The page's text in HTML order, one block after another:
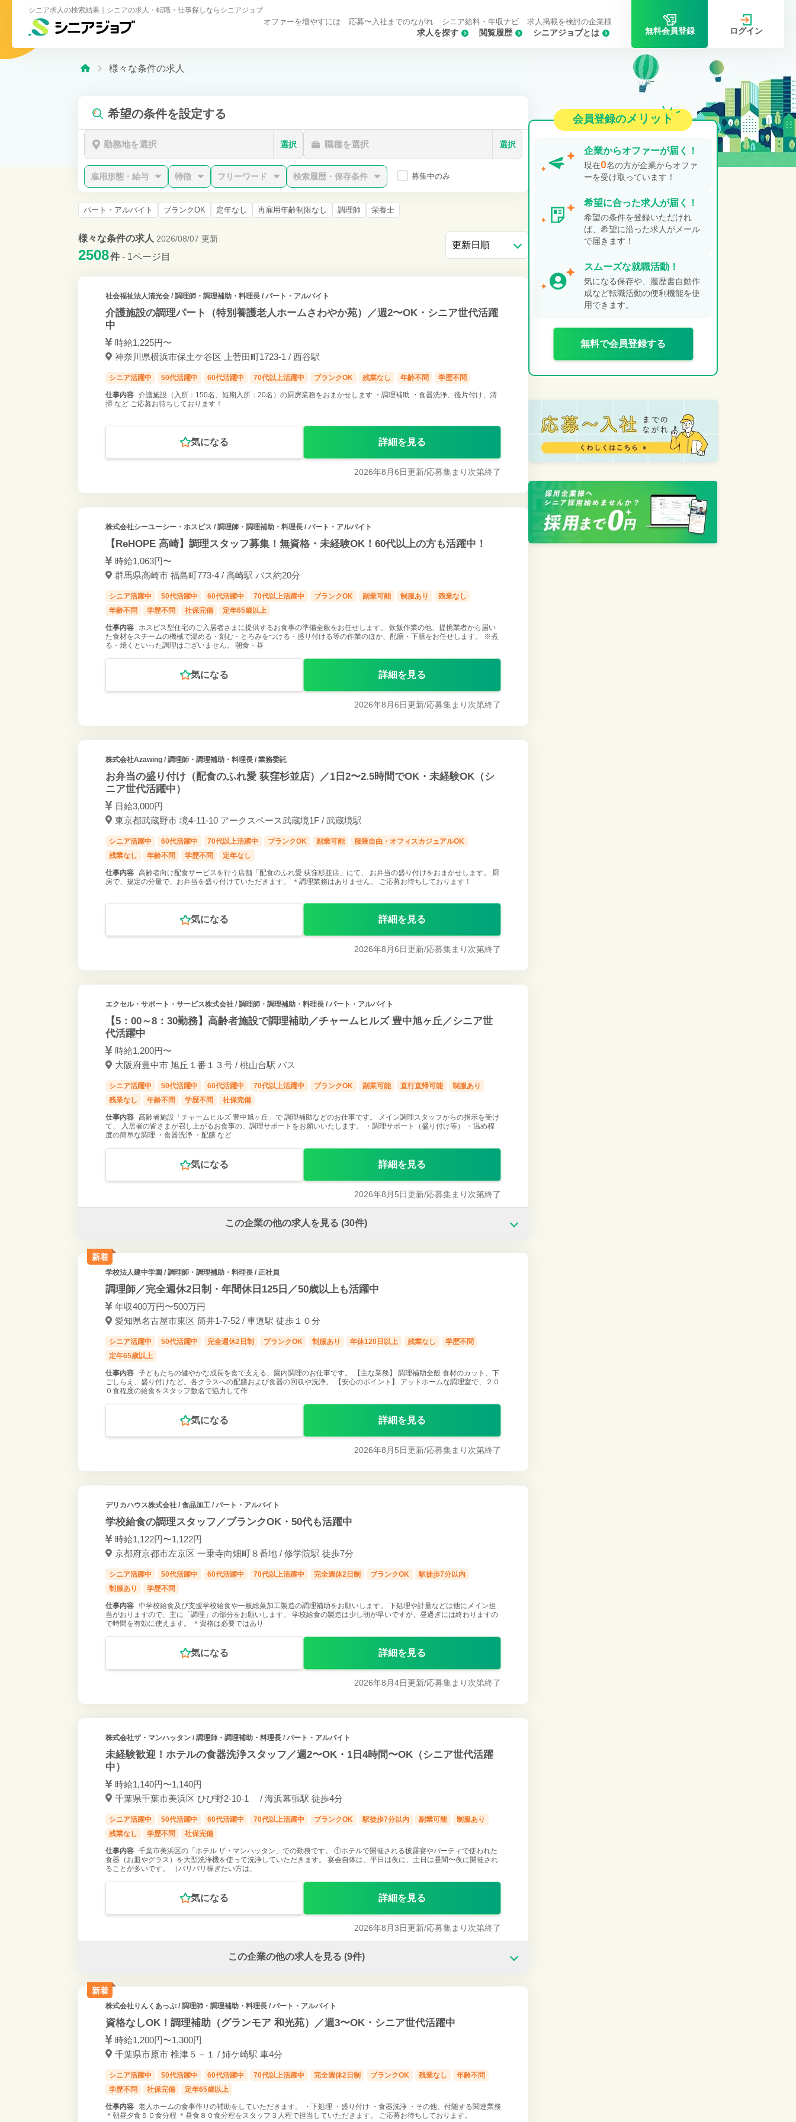
シニア求人の検索結果｜シニアの求人・転職・仕事探しならシニアジョブ
求人を探す シニアジョブとは
閲覧履歴
オファーを増やすには 応募〜入社までのながれ シニア給料・年収ナビ 求人掲載を検討の企業様
無料会員登録 ログイン
様々な条件の求人
希望の条件を設定する
勤務地を選択 選択 職種を選択 選択
雇用形態・給与 特徴 フリーワード 検索履歴・保存条件 募集中のみ
パート・アルバイト ブランクOK 定年なし 再雇用年齢制限なし 調理師 栄養士
様々な条件の求人 2026/08/07 更新
2508件 - 1ページ目
社会福祉法人清光会/ 調理師・調理補助・料理長 / パート・アルバイト
介護施設の調理パート（特別養護老人ホームさわやか苑）／週2〜OK・シニア世代活躍
中
時給1,225円〜
神奈川県横浜市保土ケ谷区 上菅田町1723-1 / 西谷駅
シニア活躍中 50代活躍中 60代活躍中 70代以上活躍中 ブランクOK 残業なし 年齢不問 学歴不問
仕事内容
介護施設（入所：150名、短期入所：20名）の厨房業務をおまかせします ・調理補助 ・食器洗浄、後片付け、清
掃 など ご応募お待ちしております！
気になる 詳細を見る
2026年8月6日更新/応募集まり次第終了
株式会社シーユーシー・ホスピス / 調理師・調理補助・料理長 / パート・アルバイト
【ReHOPE 高崎】調理スタッフ募集！無資格・未経験OK！60代以上の方も活躍中！
時給1,063円〜
群馬県高崎市 福島町773-4 / 高崎駅 バス約20分
シニア活躍中 50代活躍中 60代活躍中 70代以上活躍中 ブランクOK 副業可能 制服あり
残業なし
年齢不問
学歴不問 社保完備 定年65歳以上
仕事内容
ホスピス型住宅のご入居者さまに提供するお食事の準備全般をお任せします。 炊飯作業の他、提携業者から届い
た食材をスチームの機械で温める・刻む・とろみをつける・盛り付ける等の作業のほか、配膳・下膳をお任せします。 ※煮
る・焼くといった調理はございません。 朝食・昼
気になる 詳細を見る
2026年8月6日更新/応募集まり次第終了
株式会社Azawing/ 調理師・調理補助・料理長 / 業務委託
お弁当の盛り付け（配食のふれ愛 荻窪杉並店）／1日2〜2.5時間でOK・未経験OK（シ
ニア世代活躍中）
日給3,000円
東京都武蔵野市 境4-11-10 アークスペース武蔵境1F / 武蔵境駅
シニア活躍中 60代活躍中 70代以上活躍中 ブランクOK 副業可能
服装自由・オフィスカジュアルOK
残業なし
年齢不問 学歴不問 定年なし
仕事内容
高齢者向け配食サービスを行う店舗「配食のふれ愛 荻窪杉並店」にて、 お弁当の盛り付けをおまかせします。 厨
房で、規定の分量で、お弁当を盛り付けていただきます。 ＊調理業務はありません。 ご応募お待ちしております！
気になる 詳細を見る
2026年8月6日更新/応募集まり次第終了
エクセル・サポート・サービス株式会社/ 調理師・調理補助・料理長 / パート・アルバイト
【5：00～8：30勤務】高齢者施設で調理補助／チャームヒルズ 豊中旭ヶ丘／シニア世
代活躍中
時給1,200円〜
大阪府豊中市 旭丘１番１３号 / 桃山台駅 バス
シニア活躍中 50代活躍中 60代活躍中 70代以上活躍中 ブランクOK 副業可能 直行直帰可能
制服あり
残業なし
年齢不問 学歴不問 社保完備
仕事内容
高齢者施設「チャームヒルズ 豊中旭ヶ丘」で 調理補助などのお仕事です。 メイン調理スタッフからの指示を受け
て、 入居者の皆さまが召し上がるお食事の、調理サポートをお願いいたします。 ・調理サポート（盛り付け等） ・温め程
度の簡単な調理 ・食器洗浄 ・配膳 など
気になる 詳細を見る
2026年8月5日更新/応募集まり次第終了
この企業の他の求人を見る (30件)
新着
学校法人建中学園 / 調理師・調理補助・料理長 / 正社員
調理師／完全週休2日制・年間休日125日／50歳以上も活躍中
年収400万円〜500万円
愛知県名古屋市東区 筒井1-7-52 / 車道駅 徒歩１０分
シニア活躍中 50代活躍中 完全週休2日制 ブランクOK 制服あり 年休120日以上 残業なし
学歴不問
定年65歳以上
仕事内容
子どもたちの健やかな成長を食で支える、園内調理のお仕事です。 【主な業務】 調理補助全般 食材のカット、下
ごしらえ、盛り付けなど。各クラスへの配膳および食器の回収や洗浄。 【安心のポイント】 アットホームな調理室で、２０
０食程度の給食をスタッフ数名で協力して作
気になる 詳細を見る
2026年8月5日更新/応募集まり次第終了
デリカハウス株式会社/ 食品加工 / パート・アルバイト
学校給食の調理スタッフ／ブランクOK・50代も活躍中
時給1,122円〜1,122円
京都府京都市左京区 一乗寺向畑町８番地 / 修学院駅 徒歩7分
シニア活躍中 50代活躍中 60代活躍中 70代以上活躍中 完全週休2日制 ブランクOK
駅徒歩7分以内
制服あり
学歴不問
仕事内容
中学校給食及び支援学校給食や一般総菜加工製造の調理補助をお願いします。 下処理や計量などは他にメイン担
当がおりますので、主に「調理」の部分をお願いします。 学校給食の製造は少し朝が早いですが、昼過ぎには終わりますの
で時間を有効に使えます。 ＊資格は必要ではあり
気になる 詳細を見る
2026年8月4日更新/応募集まり次第終了
株式会社ザ・マンハッタン/ 調理師・調理補助・料理長 / パート・アルバイト
未経験歓迎！ホテルの食器洗浄スタッフ／週2〜OK・1日4時間〜OK（シニア世代活躍
中）
時給1,140円〜1,140円
千葉県千葉市美浜区 ひび野2-10-1 / 海浜幕張駅 徒歩4分
シニア活躍中 50代活躍中 60代活躍中 70代以上活躍中 ブランクOK 駅徒歩7分以内 副業可能
制服あり
残業なし
学歴不問 社保完備
仕事内容
千葉市美浜区の「ホテル ザ・マンハッタン」での勤務です。 ①ホテルで開催される披露宴やパーティで使われた
食器（お皿やグラス）を大型洗浄機を使って洗浄していただきます。 宴会自体は、平日は夜に、土日は昼間〜夜に開催され
ることが多いです。 （バリバリ稼ぎたい方は、
気になる 詳細を見る
2026年8月3日更新/応募集まり次第終了
この企業の他の求人を見る (9件)
新着
株式会社りんくあっぷ/ 調理師・調理補助・料理長 / パート・アルバイト
資格なしOK！調理補助（グランモア 和光苑）／週3〜OK・シニア世代活躍中
時給1,200円〜1,300円
千葉県市原市 椎津５－１ / 姉ケ崎駅 車4分
シニア活躍中 50代活躍中 60代活躍中 70代以上活躍中 完全週休2日制 ブランクOK 残業なし
年齢不問
学歴不問
社保完備 定年65歳以上
仕事内容
老人ホームの食事作りの補助をしていただきます。 ・下処理 ・盛り付け ・食器洗浄 ・その他、付随する関連業務
＊朝昼夕食５０食分程 ＊昼食８０食分程をスタッフ３人程で担当していただきます。 ご応募お待ちしております。
会員登録のメリット
企業からオファーが届く！
現在0名の方が企業からオファ
ーを受け取っています！
希望に合った求人が届く！
希望の条件を登録いただけれ
ば、希望に沿った求人がメール
で届きます！
スムーズな就職活動！
気になる保存や、履歴書自動作
成など転職活動の便利機能を使
用できます。
無料で会員登録する